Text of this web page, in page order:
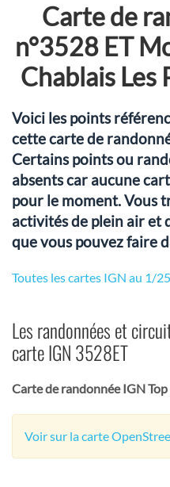
Carte de
n°3528 ET
Chablais Les
Voici les points
cette carte de
Certains points ou
absents car aucune
pour le moment. Vous
activités de plein air et
que vous pouvez faire
Toutes les cartes IGN au 1/
Les randonnées et
carte IGN 3528ET
Carte de randonnée IGN
Voir sur la carte